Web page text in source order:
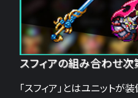
スフィアの組み合わせ次
「スフィア」とはユニット